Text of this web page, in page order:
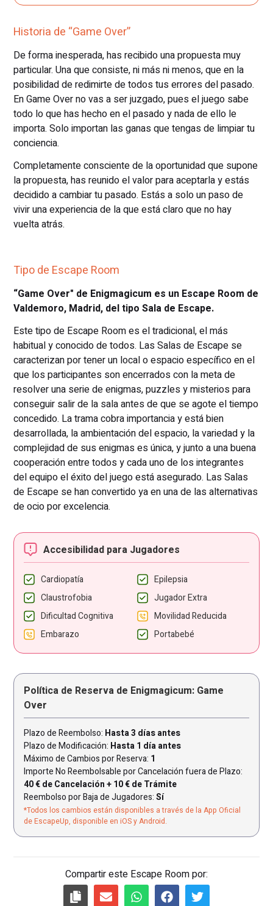
Historia de “Game Over”
De forma inesperada, has recibido una propuesta muy
particular. Una que consiste, ni más ni menos, que en la
posibilidad de redimirte de todos tus errores del pasado.
En Game Over no vas a ser juzgado, pues el juego sabe
todo lo que has hecho en el pasado y nada de ello le
importa. Solo importan las ganas que tengas de limpiar tu
conciencia.
Completamente consciente de la oportunidad que supone
la propuesta, has reunido el valor para aceptarla y estás
decidido a cambiar tu pasado. Estás a solo un paso de
vivir una experiencia de la que está claro que no hay
vuelta atrás.
Tipo de Escape Room
“Game Over" de Enigmagicum es un Escape Room de
Valdemoro, Madrid, del tipo Sala de Escape.
Este tipo de Escape Room es el tradicional, el más
habitual y conocido de todos. Las Salas de Escape se
caracterizan por tener un local o espacio específico en el
que los participantes son encerrados con la meta de
resolver una serie de enigmas, puzzles y misterios para
conseguir salir de la sala antes de que se agote el tiempo
concedido. La trama cobra importancia y está bien
desarrollada, la ambientación del espacio, la variedad y la
complejidad de sus enigmas es única, y junto a una buena
cooperación entre todos y cada uno de los integrantes
del equipo el éxito del juego está asegurado. Las Salas
de Escape se han convertido ya en una de las alternativas
de ocio por excelencia.
Accesibilidad para Jugadores
Cardiopatía
Epilepsia
Claustrofobia
Jugador Extra
Dificultad Cognitiva
Movilidad Reducida
Embarazo
Portabebé
Política de Reserva de Enigmagicum: Game
Over
Plazo de Reembolso: Hasta 3 días antes
Plazo de Modificación: Hasta 1 día antes
Máximo de Cambios por Reserva: 1
Importe No Reembolsable por Cancelación fuera de Plazo:
40 € de Cancelación + 10 € de Trámite
Reembolso por Baja de Jugadores: Sí
*Todos los cambios están disponibles a través de la App Oficial
de EscapeUp, disponible en iOS y Android.
Compartir este Escape Room por: